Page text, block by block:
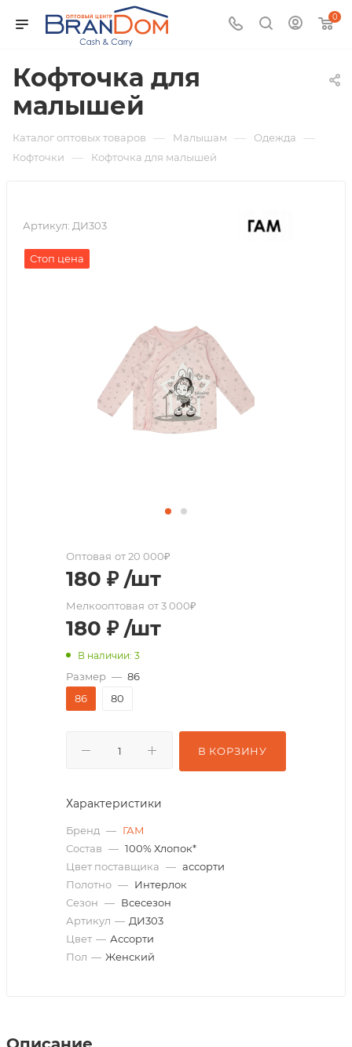
0
Кофточка для
малышей
Каталог оптовых товаров — Малышам — Одежда —
Кофточки — Кофточка для малышей
Артикул: ДИ303
Стоп цена
Оптовая от 20 000₽
180 ₽ /шт
Мелкооптовая от 3 000₽
180 ₽ /шт
В наличии: 3
Размер — 86
86
80
В КОРЗИНУ
Характеристики
Бренд — ГАМ
Состав — 100% Хлопок*
Цвет поставщика — ассорти
Полотно — Интерлок
Сезон — Всесезон
Артикул — ДИ303
Цвет — Ассорти
Пол — Женский